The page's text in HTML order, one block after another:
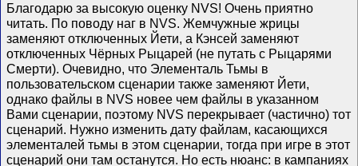
Благодарю за высокую оценку NVS! Очень приятно
читать. По поводу наг в NVS. Жемчужные жрицы
заменяют отключенных Йети, а Кэнсей заменяют
отключенных Чёрных Рыцарей (не путать с Рыцарями
Смерти). Очевидно, что Элементаль Тьмы в
пользовательском сценарии также заменяют Йети,
однако файлы в NVS новее чем файлы в указанном
Вами сценарии, поэтому NVS перекрывает (частично) тот
сценарий. Нужно изменить дату файлам, касающихся
элементалей тьмы в этом сценарии, тогда при игре в этот
сценарий они там останутся. Но есть нюанс: в кампаниях